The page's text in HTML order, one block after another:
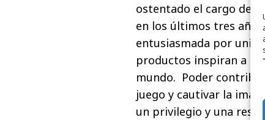
ostentado el cargo de
en los últimos tres
entusiasmada por
productos inspiran a
mundo. Poder
juego y cautivar la
un privilegio y una